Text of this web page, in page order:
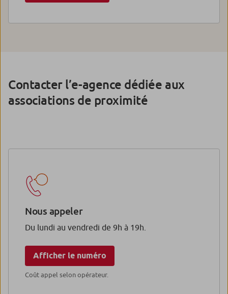
Contacter l’e-agence dédiée aux
associations de proximité
Nous appeler
Du lundi au vendredi de 9h à 19h.
Afficher le numéro
Coût appel selon opérateur.